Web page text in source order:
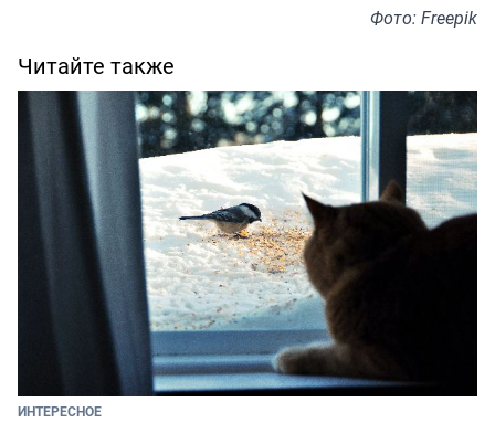
Фото: Freepik
Читайте также
ИНТЕРЕСНОЕ